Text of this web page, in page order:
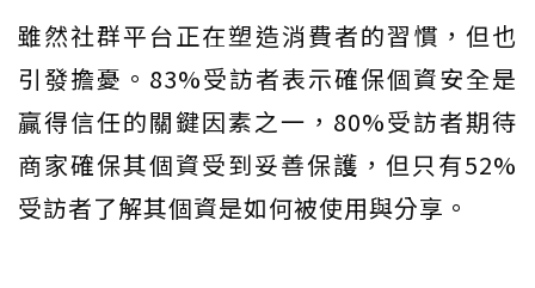
雖然社群平台正在塑造消費者的習慣，但也
引發擔憂。83%受訪者表示確保個資安全是
贏得信任的關鍵因素之一，80%受訪者期待
商家確保其個資受到妥善保護，但只有52%
受訪者了解其個資是如何被使用與分享。